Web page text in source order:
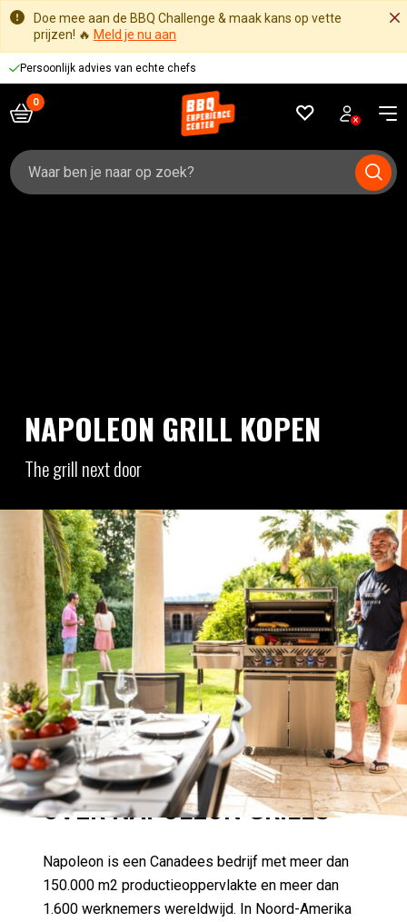
Doe mee aan de BBQ Challenge & maak kans op vette
prijzen! 🔥 Meld je nu aan
Persoonlijk advies van echte chefs
Zoeken
naar:
NAPOLEON GRILL KOPEN
The grill next door
Gedreven door verbazingwekkend ontwerp en
innovatieve technologie. Napoleon Grills zet
zich met trots in voor je totale comfort in huis.
Het is wat ons betreft naar prijs-kwaliteit
verhouding de beste gas grill op de markt.
OVER NAPOLEON GRILLS
Napoleon is een Canadees bedrijf met meer dan
150.000 m2 productieoppervlakte en meer dan
1.600 werknemers wereldwijd. In Noord-Amerika